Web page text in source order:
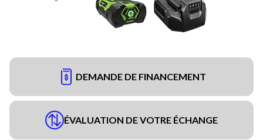
DEMANDE DE FINANCEMENT
ÉVALUATION DE VOTRE ÉCHANGE